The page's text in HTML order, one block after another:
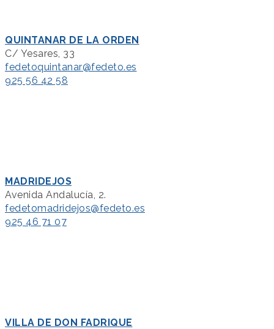
QUINTANAR DE LA ORDEN
C/ Yesares, 33
fedetoquintanar@fedeto.es
925 56 42 58
MADRIDEJOS
Avenida Andalucía, 2.
fedetomadridejos@fedeto.es
925 46 71 07
VILLA DE DON FADRIQUE